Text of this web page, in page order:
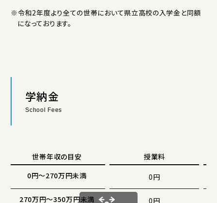
※令和2年度より全ての世帯において県立高校の入学金と同額
になっております。
学納金
School Fees
世帯年収の目安
授業料
0円〜270万円未満
0円
270万円〜350万円未満 0円